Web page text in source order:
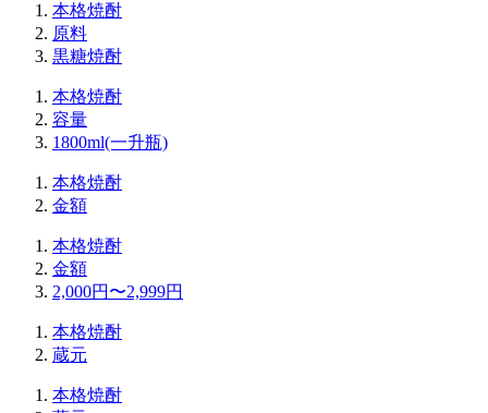
本格焼酎
原料
黒糖焼酎
本格焼酎
容量
1800ml(一升瓶)
本格焼酎
金額
本格焼酎
金額
2,000円〜2,999円
本格焼酎
蔵元
本格焼酎